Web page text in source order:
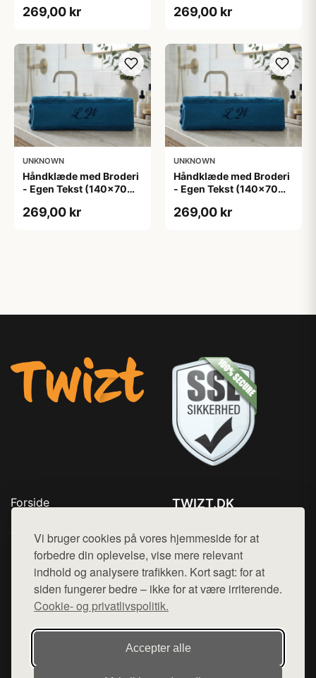
Vi bruger cookies på vores hjemmeside for at
forbedre din oplevelse, vise mere relevant
indhold og analysere trafikken. Kort sagt: for at
siden fungerer bedre – ikke for at være irriterende.
Cookie- og privatlivspolitik.
Accepter alle
269,00 kr 269,00 kr
UNKNOWN
Håndklæde med Broderi
- Egen Tekst (140x70
269,00 kr
UNKNOWN
Håndklæde med Broderi
- Egen Tekst (140x70
269,00 kr
Forside
Top Rabatter
Kontakt
TWIZT.DK
Mail: hej@want.dk
Cookie- og privatlivspolitik
Denne side er en del af want.dk, der udgiver en række
hjemmesider med præsentation af forskellige produkter fra